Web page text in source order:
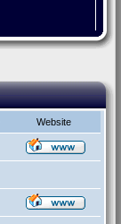
Website